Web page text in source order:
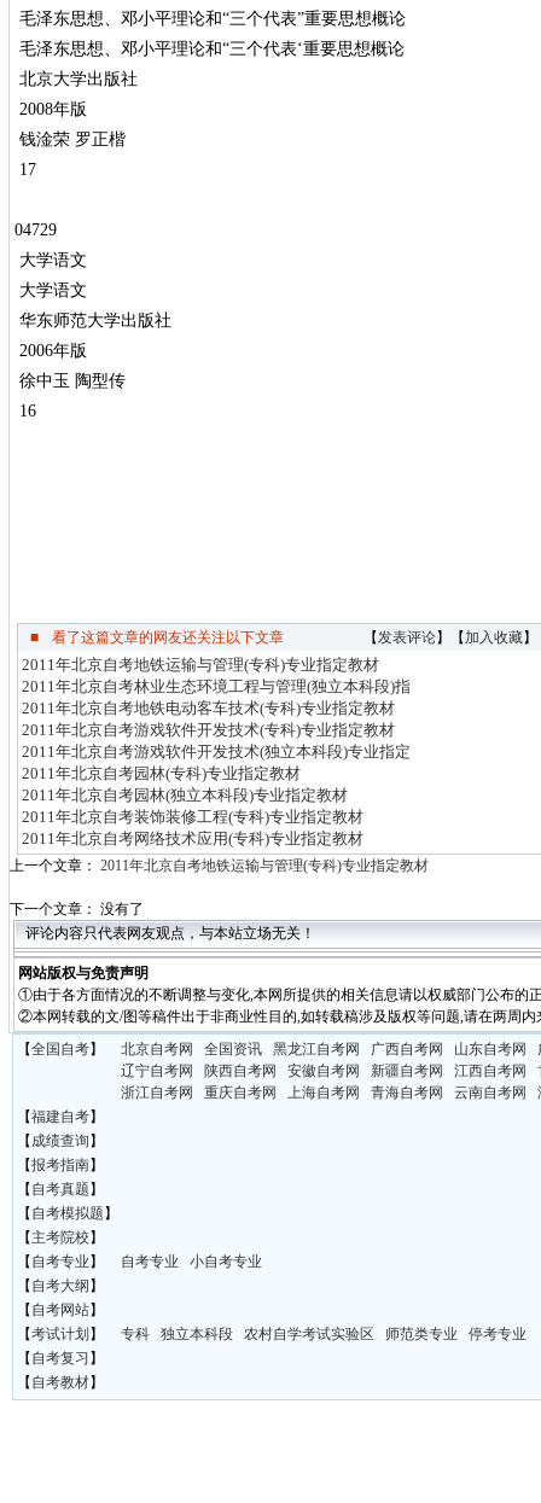
毛泽东思想、邓小平理论和“三个代表”重要思想概论
毛泽东思想、邓小平理论和“三个代表‘重要思想概论
北京大学出版社
2008年版
钱淦荣 罗正楷
17
04729
大学语文
大学语文
华东师范大学出版社
2006年版
徐中玉 陶型传
16
■ 看了这篇文章的网友还关注以下文章 【发表评论】【加入收藏
2011年北京自考地铁运输与管理(专科)专业指定教材
2011年北京自考林业生态环境工程与管理(独立本科段)指
2011年北京自考地铁电动客车技术(专科)专业指定教材
2011年北京自考游戏软件开发技术(专科)专业指定教材
2011年北京自考游戏软件开发技术(独立本科段)专业指定
2011年北京自考园林(专科)专业指定教材
2011年北京自考园林(独立本科段)专业指定教材
2011年北京自考装饰装修工程(专科)专业指定教材
2011年北京自考网络技术应用(专科)专业指定教材
上一个文章： 2011年北京自考地铁运输与管理(专科)专业指定教材
下一个文章： 没有了
评论内容只代表网友观点，与本站立场无关！
网站版权与免责声明
①由于各方面情况的不断调整与变化,本网所提供的相关信息请以权威部门公布的
②本网转载的文/图等稿件出于非商业性目的,如转载稿涉及版权等问题,请在两周内
【全国自考】 北京自考网 全国资讯 黑龙江自考网 广西自考网 山东自考网
辽宁自考网
陕西自考网 安徽自考网 新疆自考网 江西自考网
浙江自考网
重庆自考网 上海自考网 青海自考网 云南自考网
【福建自考】
【 成绩查询 】
【报考指南】
【 自考真题 】
【 自考模拟题 】
【 主考院校】
【 自考专业 】 自考专业
小自考专业
【 自考大纲 】
【 自考网站】
【考试计划 】 专科 独立本科段 农村自学考试实验区 师范类专业
停考专业
【 自考复习 】
【 自考教材】